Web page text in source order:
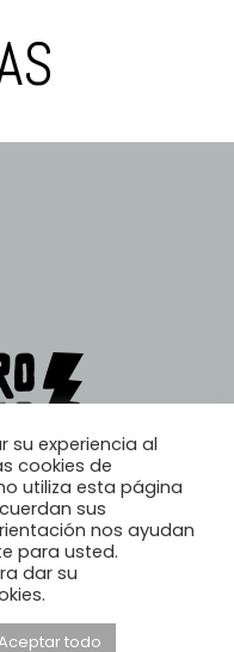
su experiencia al
cookies de
utiliza esta página
sus
nos ayudan
para usted.
dar su
todo